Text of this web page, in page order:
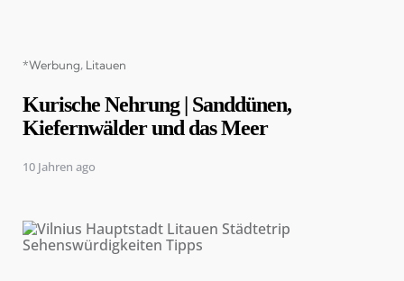
Categories
*Werbung Litauen
Kurische Nehrung | Sanddünen,
Kiefernwälder und das Meer
10 Jahren ago